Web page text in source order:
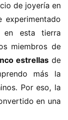
de joyería en
en esta tierra
miembros de
estrellas de
más la
Por eso, la
en una